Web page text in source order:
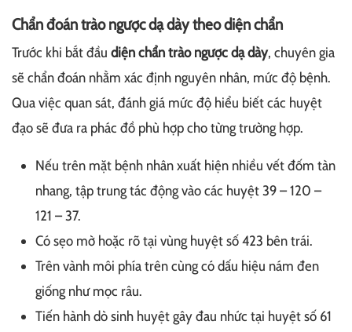
Chẩn đoán trào ngược dạ dày theo diện chẩn
Trước khi bắt đầu diện chẩn trào ngược dạ dày, chuyên gia
sẽ chẩn đoán nhằm xác định nguyên nhân, mức độ bệnh.
Qua việc quan sát, đánh giá mức độ hiểu biết các huyệt
đạo sẽ đưa ra phác đồ phù hợp cho từng trường hợp.
Nếu trên mặt bệnh nhân xuất hiện nhiều vết đốm tàn
nhang, tập trung tác động vào các huyệt 39 – 120 –
121 – 37.
Có sẹo mờ hoặc rõ tại vùng huyệt số 423 bên trái.
Trên vành môi phía trên cùng có dấu hiệu nám đen
giống như mọc râu.
Tiến hành dò sinh huyệt gây đau nhức tại huyệt số 61